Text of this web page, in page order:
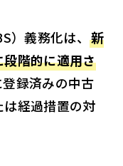
）義務化は、新
階的に適用さ
録済みの中古
経過措置の対